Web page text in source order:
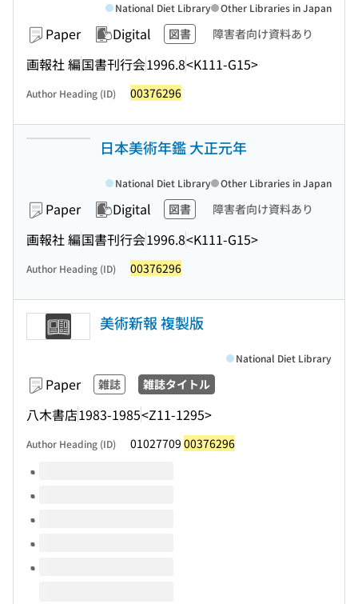
Paper Digital 図書 障害者向け資料あり
画報社 編国書刊行会1996.8<K111-G15>
National Diet Library Other Libraries in Japan
Author Heading (ID) 00376296
日本美術年鑑 大正元年
Paper Digital 図書 障害者向け資料あり
画報社 編国書刊行会1996.8<K111-G15>
National Diet Library Other Libraries in Japan
Author Heading (ID) 00376296
美術新報 複製版
Paper 雑誌 雑誌タイトル
八木書店1983-1985<Z11-1295>
National Diet Library
Author Heading (ID) 01027709 00376296
Volumes of this title